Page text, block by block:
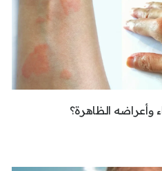
وأعراضه الظاهرة؟